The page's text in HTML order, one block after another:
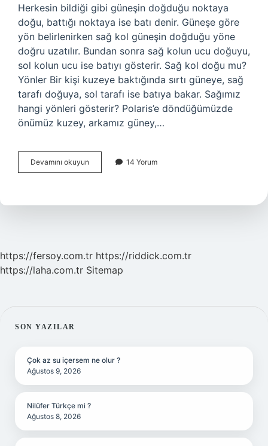
Herkesin bildiği gibi güneşin doğduğu noktaya
doğu, battığı noktaya ise batı denir. Güneşe göre
yön belirlenirken sağ kol güneşin doğduğu yöne
doğru uzatılır. Bundan sonra sağ kolun ucu doğuyu,
sol kolun ucu ise batıyı gösterir. Sağ kol doğu mu?
Yönler Bir kişi kuzeye baktığında sırtı güneye, sağ
tarafı doğuya, sol tarafı ise batıya bakar. Sağımız
hangi yönleri gösterir? Polaris’e döndüğümüzde
önümüz kuzey, arkamız güney,…
Devamını okuyun
Kol
Gösterir
14 Yorum
https://fersoy.com.tr https://riddick.com.tr
https://laha.com.tr Sitemap
SIDEBAR
SON YAZILAR
Çok az su içersem ne olur ?
Ağustos 9, 2026
Nilüfer Türkçe mi ?
Ağustos 8, 2026